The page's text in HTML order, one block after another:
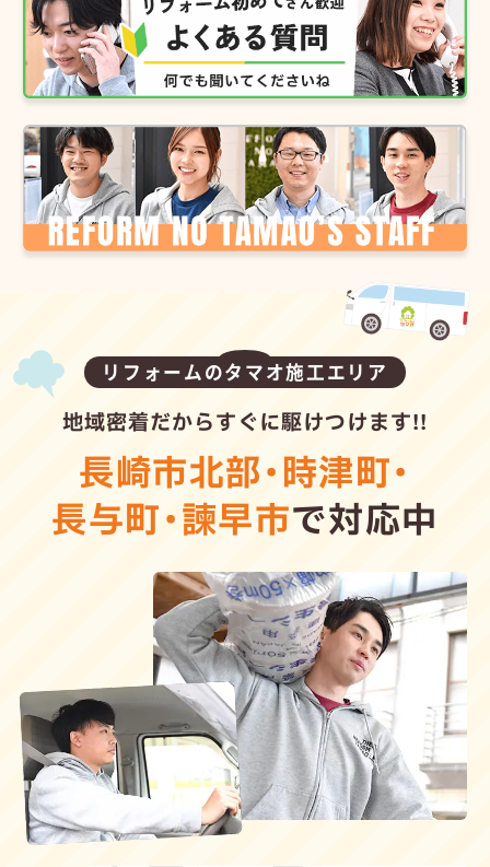
リフォームのタマオ施工エリア
地域密着だからすぐに駆けつけます!!
長崎市北部・時津町・
長与町・諫早市で対応中